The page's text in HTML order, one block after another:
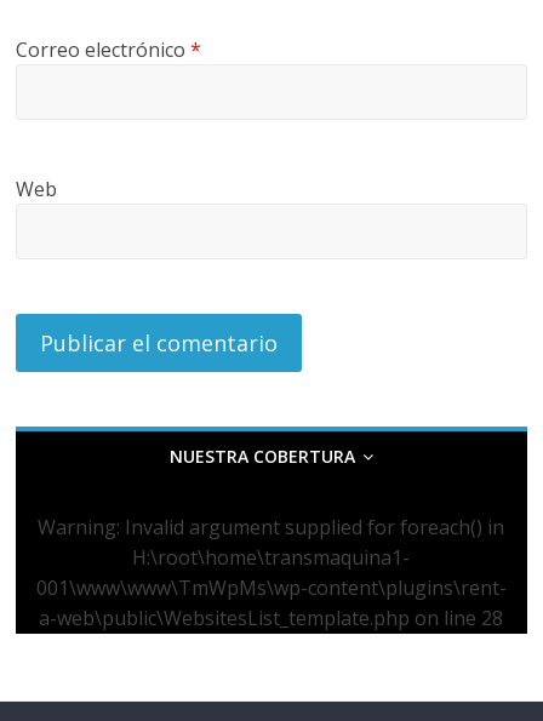
Correo electrónico*
Web
NUESTRA COBERTURA
Warning: Invalid argument supplied for foreach() in
H:\root\home\transmaquina1-
001\www\www\TmWpMs\wp-content\plugins\rent-
a-web\public\WebsitesList_template.php on line 28